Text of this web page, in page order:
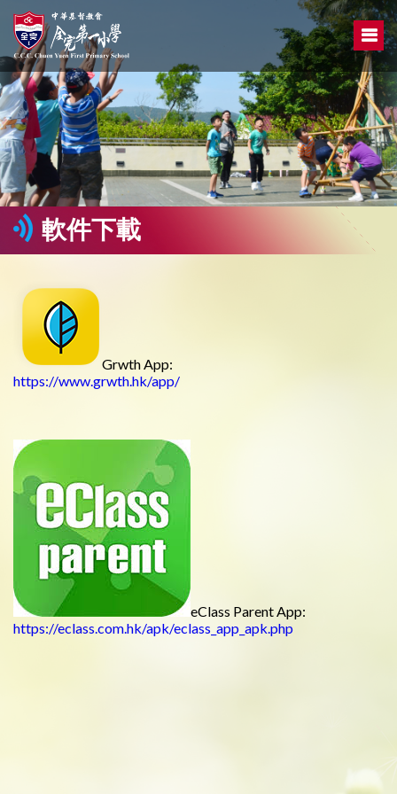
軟件下載
Grwth App:
https://www.grwth.hk/app/
eClass Parent App:
https://eclass.com.hk/apk/eclass_app_apk.php